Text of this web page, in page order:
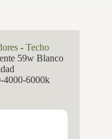
- Techo
59w Blanco
4000-6000k